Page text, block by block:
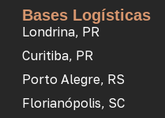
Bases Logísticas
Londrina, PR
Curitiba, PR
Porto Alegre, RS
Florianópolis, SC